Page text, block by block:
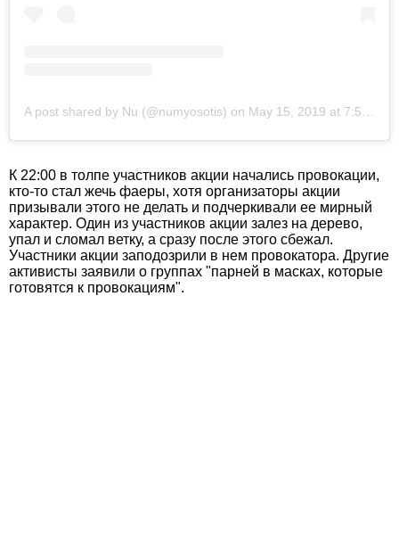
A post shared by Nu (@numyosotis) on May 15, 2019 at 7:55pm PDT
К 22:00 в толпе участников акции начались провокации,
кто-то стал жечь фаеры, хотя организаторы акции
призывали этого не делать и подчеркивали ее мирный
характер. Один из участников акции залез на дерево,
упал и сломал ветку, а сразу после этого сбежал.
Участники акции заподозрили в нем провокатора. Другие
активисты заявили о группах "парней в масках, которые
готовятся к провокациям".